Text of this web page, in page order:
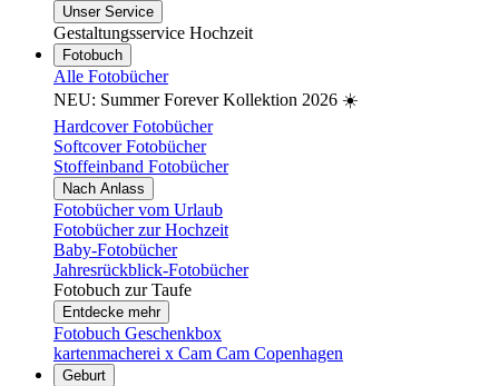
Unser Service
Gestaltungsservice Hochzeit
Fotobuch
Alle Fotobücher
NEU: Summer Forever Kollektion 2026 ☀️
Hardcover Fotobücher
Softcover Fotobücher
Stoffeinband Fotobücher
Nach Anlass
Fotobücher vom Urlaub
Fotobücher zur Hochzeit
Baby-Fotobücher
Jahresrückblick-Fotobücher
Fotobuch zur Taufe
Entdecke mehr
Fotobuch Geschenkbox
kartenmacherei x Cam Cam Copenhagen
Geburt